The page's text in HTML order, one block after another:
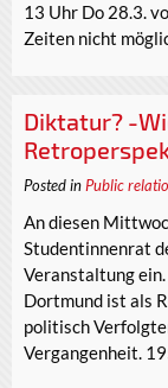
13 Uhr Do 28.3.
Zeiten nicht
Diktatur? -
Posted in Public
An diesen
Studentinnenrat
Veranstaltung
Dortmund ist als
politisch
Vergangenheit.